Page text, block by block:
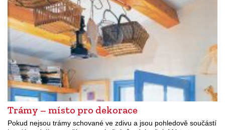
Trámy – místo pro dekorace
Pokud nejsou trámy schované ve zdivu a jsou pohledově součástí